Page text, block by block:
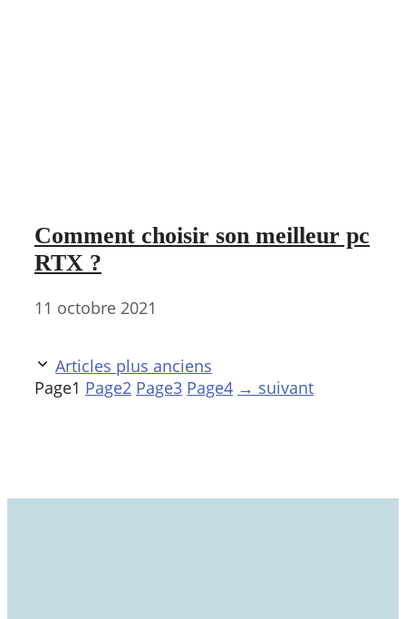
Comment choisir son meilleur pc
RTX ?
11 octobre 2021
Articles plus anciens
Page1 Page2 Page3 Page4 → suivant